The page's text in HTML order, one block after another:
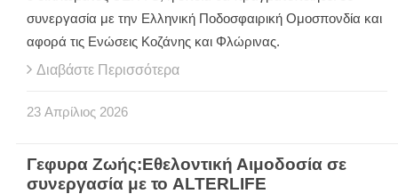
συνεργασία με την Ελληνική Ποδοσφαιρική Ομοσπονδία και
αφορά τις Ενώσεις Κοζάνης και Φλώρινας.
Διαβάστε Περισσότερα
23 Απρίλιος 2026
Γεφυρα Ζωής:Εθελοντική Αιμοδοσία σε
συνεργασία με το ALTERLIFE